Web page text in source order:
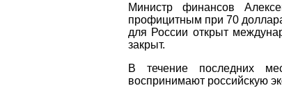
Министр финансов
профицитным при 70
для России открыт
закрыт.
В течение последних
воспринимают российскую